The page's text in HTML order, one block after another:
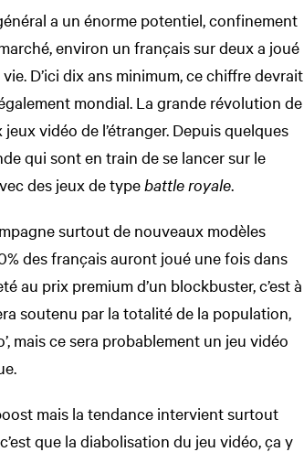
a un énorme potentiel, confinement
environ un français sur deux a joué
D’ici dix ans minimum, ce chiffre devrait
mondial. La grande révolution de
jeux vidéo de l’étranger. Depuis quelques
qui sont en train de se lancer sur le
des jeux de type battle royale
surtout de nouveaux modèles
des français auront joué une fois dans
au prix premium d’un blockbuster, c’est à
soutenu par la totalité de la population,
mais ce sera probablement un jeu vidéo
mais la tendance intervient surtout
que la diabolisation du jeu vidéo, ça y